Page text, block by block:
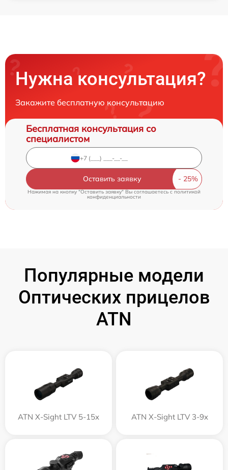
Нужна консультация?
Закажите бесплатную консультацию
Бесплатная консультация со
специалистом
Оставить заявку
Нажимая на кнопку "Оставить заявку" Вы соглашаетесь c политикой
конфиденциальности
Популярные модели
Оптических прицелов
ATN
ATN X-Sight LTV 5-15x ATN X-Sight LTV 3-9x